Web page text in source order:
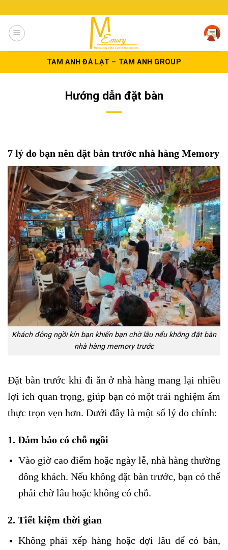
to
content
TAM ANH ĐÀ LẠT – TAM ANH GROUP
Hướng dẫn đặt bàn
7 lý do bạn nên đặt bàn trước nhà hàng Memory
Khách đông ngồi kín bạn khiến bạn chờ lâu nếu không đặt bàn
nhà hàng memory trước
Đặt bàn trước khi đi ăn ở nhà hàng mang lại nhiều
lợi ích quan trọng, giúp bạn có một trải nghiệm ẩm
thực trọn vẹn hơn. Dưới đây là một số lý do chính:
1. Đảm bảo có chỗ ngồi
Vào giờ cao điểm hoặc ngày lễ, nhà hàng thường
đông khách. Nếu không đặt bàn trước, bạn có thể
phải chờ lâu hoặc không có chỗ.
2. Tiết kiệm thời gian
Không phải xếp hàng hoặc đợi lâu để có bàn,